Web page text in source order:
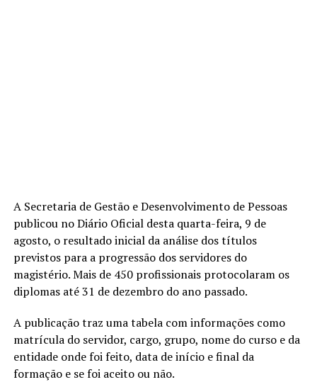
A Secretaria de Gestão e Desenvolvimento de Pessoas
publicou no Diário Oficial desta quarta-feira, 9 de
agosto, o resultado inicial da análise dos títulos
previstos para a progressão dos servidores do
magistério. Mais de 450 profissionais protocolaram os
diplomas até 31 de dezembro do ano passado.
A publicação traz uma tabela com informações como
matrícula do servidor, cargo, grupo, nome do curso e da
entidade onde foi feito, data de início e final da
formação e se foi aceito ou não.